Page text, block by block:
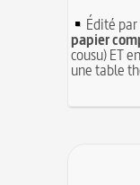
Édité par
papier
cousu) ET
une table